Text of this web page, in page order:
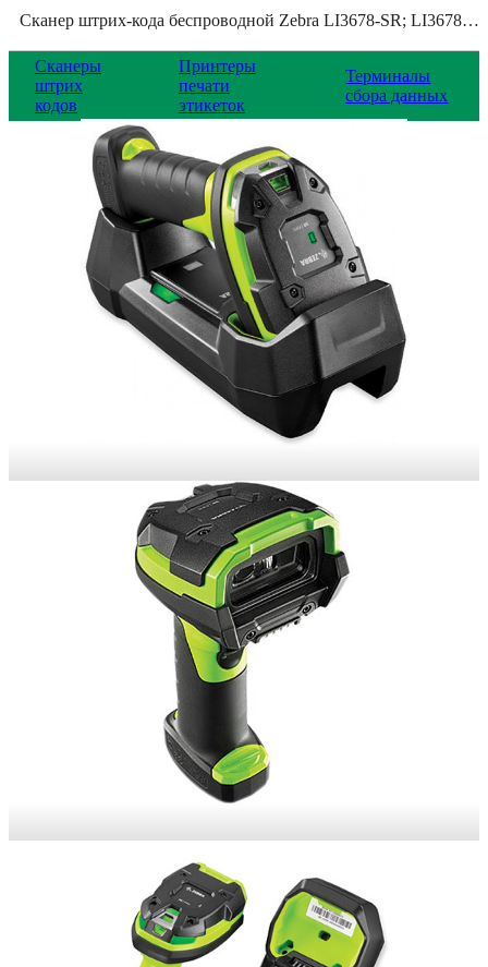
Сканер штрих-кода беспроводной Zebra LI3678-SR; LI3678-SR3U4210S1W
Сканеры
штрих
кодов
Принтеры
печати
этикеток
Терминалы
сбора данных